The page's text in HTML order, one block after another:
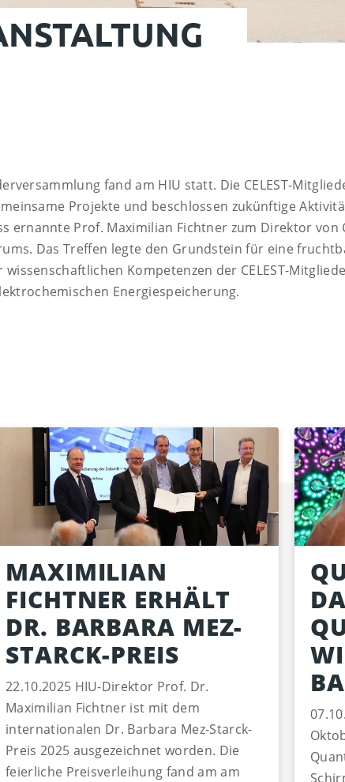
fand am HIU statt. Die CELEST-
Projekte und beschlossen zukünftige
ernannte Prof. Maximilian Fichtner zum Direktor von
Das Treffen legte den Grundstein für eine
Kompetenzen der CELEST-
Energiespeicherung.
MAXIMILIAN
FICHTNER ERHÄLT
DR. BARBARA MEZ-
STARCK-PREIS
22.10.2025 HIU-Direktor Prof. Dr.
Maximilian Fichtner ist mit dem
internationalen Dr. Barbara Mez-Starck-
Preis 2025 ausgezeichnet worden. Die
feierliche Preisverleihung fand am am